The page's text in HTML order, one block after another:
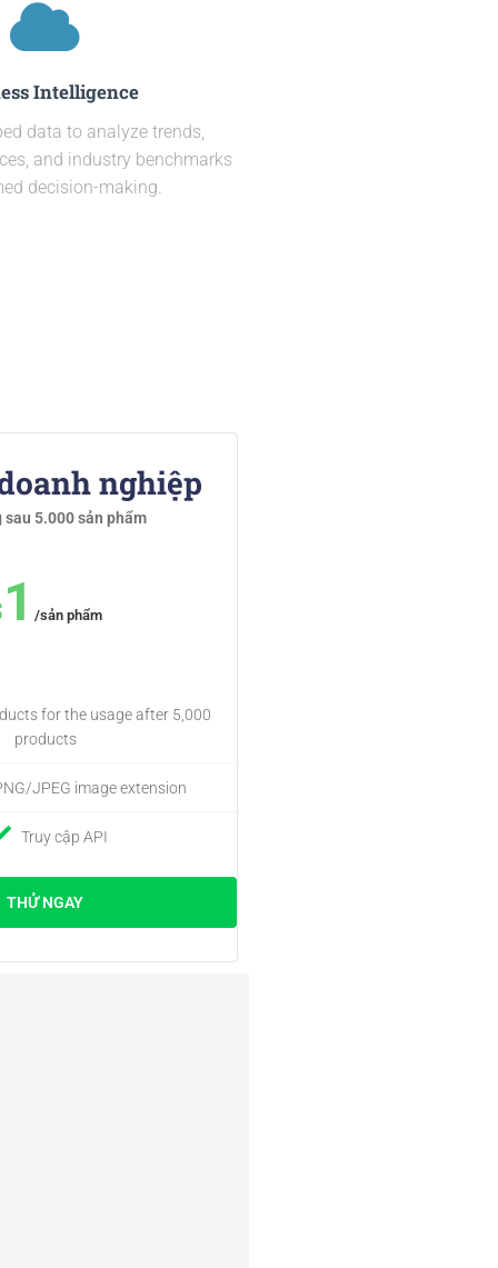
Intelligence
data to analyze trends,
and industry benchmarks
decision-making.
nghiệp
sau 5.000 sản phẩm
1/sản phẩm
for the usage after 5,000
products
JPEG image extension
Truy cập API
THỬ NGAY